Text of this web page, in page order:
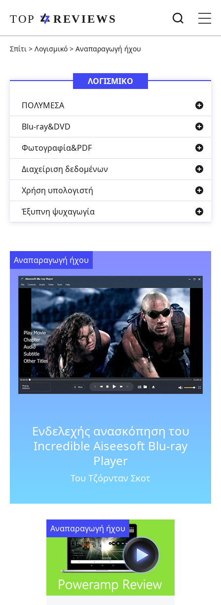
Σπίτι > Λογισμικό > Αναπαραγωγή ήχου
ΛΟΓΙΣΜΙΚΟ
ΠΟΛΥΜΕΣΑ
Blu-ray&DVD
Φωτογραφία&PDF
Διαχείριση δεδομένων
Χρήση υπολογιστή
Έξυπνη ψυχαγωγία
Ενδελεχής ανασκόπηση του
Incredible Aiseesoft Blu-ray
Player
Του Τζόρνταν Σκοτ
Αναπαραγωγή ήχου
Αναπαραγωγή ήχου